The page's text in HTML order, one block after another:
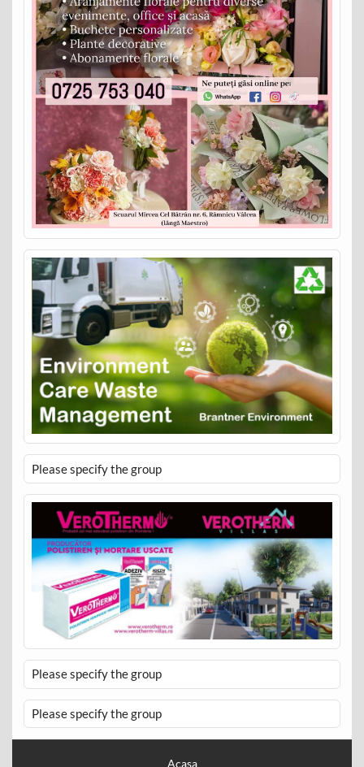
Please specify the group
Please specify the group
Please specify the group
Acasa